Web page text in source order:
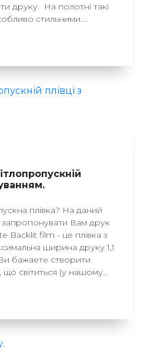
друку. На полотні такі
стильними....
плівка? На даний
Вам друк
Backlit film - це плівка з
ширина друку 1,1
бажаете створити
світиться (у нашому...